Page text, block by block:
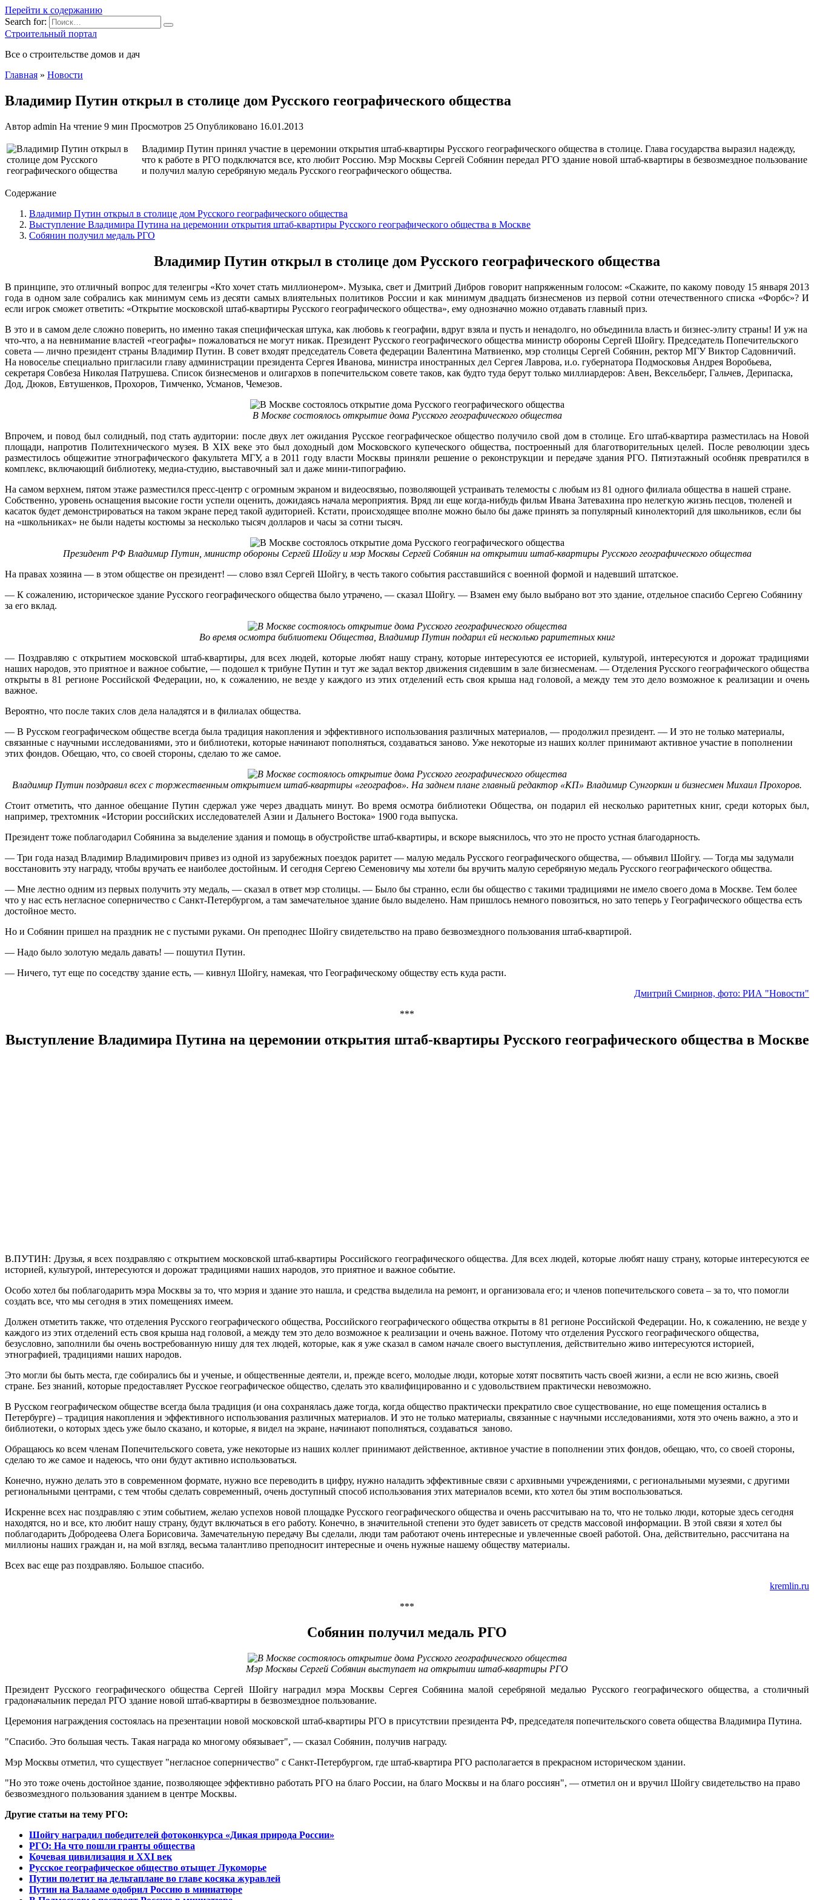
Перейти к содержанию
Search for:
Строительный портал
Все о строительстве домов и дач
Главная » Новости
Владимир Путин открыл в столице дом Русского географического общества
Автор admin На чтение 9 мин Просмотров 25 Опубликовано 16.01.2013
Владимир Путин принял участие в церемонии открытия штаб-квартиры Русского географического общества в столице. Глава государства выразил надежду,
что к работе в РГО подключатся все, кто любит Россию. Мэр Москвы Сергей Собянин передал РГО здание новой штаб-квартиры в безвозмездное пользование
и получил малую серебряную медаль Русского географического общества.
Содержание
Владимир Путин открыл в столице дом Русского географического общества
Выступление Владимира Путина на церемонии открытия штаб-квартиры Русского географического общества в Москве
Собянин получил медаль РГО
Владимир Путин открыл в столице дом Русского географического общества
В принципе, это отличный вопрос для телеигры «Кто хочет стать миллионером». Музыка, свет и Дмитрий Дибров говорит напряженным голосом: «Скажите, по какому поводу 15 января 2013
года в одном зале собрались как минимум семь из десяти самых влиятельных политиков России и как минимум двадцать бизнесменов из первой сотни отечественного списка «Форбс»? И
если игрок сможет ответить: «Открытие московской штаб-квартиры Русского географического общества», ему однозначно можно отдавать главный приз.
В это и в самом деле сложно поверить, но именно такая специфическая штука, как любовь к географии, вдруг взяла и пусть и ненадолго, но объединила власть и бизнес-элиту страны! И уж на
что-что, а на невнимание властей «географы» пожаловаться не могут никак. Президент Русского географического общества министр обороны Сергей Шойгу. Председатель Попечительского
совета — лично президент страны Владимир Путин. В совет входят председатель Совета федерации Валентина Матвиенко, мэр столицы Сергей Собянин, ректор МГУ Виктор Садовничий.
На новоселье специально пригласили главу администрации президента Сергея Иванова, министра иностранных дел Сергея Лаврова, и.о. губернатора Подмосковья Андрея Воробьева,
секретаря Совбеза Николая Патрушева. Список бизнесменов и олигархов в попечительском совете таков, как будто туда берут только миллиардеров: Авен, Вексельберг, Гальчев, Дерипаска,
Дод, Дюков, Евтушенков, Прохоров, Тимченко, Усманов, Чемезов.
В Москве состоялось открытие дома Русского географического общества
Впрочем, и повод был солидный, под стать аудитории: после двух лет ожидания Русское географическое общество получило свой дом в столице. Его штаб-квартира разместилась на Новой
площади, напротив Политехнического музея. В XIX веке это был доходный дом Московского купеческого общества, построенный для благотворительных целей. После революции здесь
разместилось общежитие этнографического факультета МГУ, а в 2011 году власти Москвы приняли решение о реконструкции и передаче здания РГО. Пятиэтажный особняк превратился в
комплекс, включающий библиотеку, медиа-студию, выставочный зал и даже мини-типографию.
На самом верхнем, пятом этаже разместился пресс-центр с огромным экраном и видеосвязью, позволяющей устраивать телемосты с любым из 81 одного филиала общества в нашей стране.
Собственно, уровень оснащения высокие гости успели оценить, дожидаясь начала мероприятия. Вряд ли еще когда-нибудь фильм Ивана Затевахина про нелегкую жизнь песцов, тюленей и
касаток будет демонстрироваться на таком экране перед такой аудиторией. Кстати, происходящее вполне можно было бы даже принять за популярный кинолекторий для школьников, если бы
на «школьниках» не были надеты костюмы за несколько тысяч долларов и часы за сотни тысяч.
Президент РФ Владимир Путин, министр обороны Сергей Шойгу и мэр Москвы Сергей Собянин на открытии штаб-квартиры Русского географического общества
На правах хозяина — в этом обществе он президент! — слово взял Сергей Шойгу, в честь такого события расставшийся с военной формой и надевший штатское.
— К сожалению, историческое здание Русского географического общества было утрачено, — сказал Шойгу. — Взамен ему было выбрано вот это здание, отдельное спасибо Сергею Собянину
за его вклад.
Во время осмотра библиотеки Общества, Владимир Путин подарил ей несколько раритетных книг
— Поздравляю с открытием московской штаб-квартиры, для всех людей, которые любят нашу страну, которые интересуются ее историей, культурой, интересуются и дорожат традициями
наших народов, это приятное и важное событие, — подошел к трибуне Путин и тут же задал вектор движения сидевшим в зале бизнесменам. — Отделения Русского географического общества
открыты в 81 регионе Российской Федерации, но, к сожалению, не везде у каждого из этих отделений есть своя крыша над головой, а между тем это дело возможное к реализации и очень
важное.
Вероятно, что после таких слов дела наладятся и в филиалах общества.
— В Русском географическом обществе всегда была традиция накопления и эффективного использования различных материалов, — продолжил президент. — И это не только материалы,
связанные с научными исследованиями, это и библиотеки, которые начинают пополняться, создаваться заново. Уже некоторые из наших коллег принимают активное участие в пополнении
этих фондов. Обещаю, что, со своей стороны, сделаю то же самое.
Владимир Путин поздравил всех с торжественным открытием штаб-квартиры «географов». На заднем плане главный редактор «КП» Владимир Сунгоркин и бизнесмен Михаил Прохоров.
Стоит отметить, что данное обещание Путин сдержал уже через двадцать минут. Во время осмотра библиотеки Общества, он подарил ей несколько раритетных книг, среди которых был,
например, трехтомник «Истории российских исследователей Азии и Дальнего Востока» 1900 года выпуска.
Президент тоже поблагодарил Собянина за выделение здания и помощь в обустройстве штаб-квартиры, и вскоре выяснилось, что это не просто устная благодарность.
— Три года назад Владимир Владимирович привез из одной из зарубежных поездок раритет — малую медаль Русского географического общества, — объявил Шойгу. — Тогда мы задумали
восстановить эту награду, чтобы вручать ее наиболее достойным. И сегодня Сергею Семеновичу мы хотели бы вручить малую серебряную медаль Русского географического общества.
— Мне лестно одним из первых получить эту медаль, — сказал в ответ мэр столицы. — Было бы странно, если бы общество с такими традициями не имело своего дома в Москве. Тем более
что у нас есть негласное соперничество с Санкт-Петербургом, а там замечательное здание было выделено. Нам пришлось немного повозиться, но зато теперь у Географического общества есть
достойное место.
Но и Собянин пришел на праздник не с пустыми руками. Он преподнес Шойгу свидетельство на право безвозмездного пользования штаб-квартирой.
— Надо было золотую медаль давать! — пошутил Путин.
— Ничего, тут еще по соседству здание есть, — кивнул Шойгу, намекая, что Географическому обществу есть куда расти.
Дмитрий Смирнов, фото: РИА "Новости"
***
Выступление Владимира Путина на церемонии открытия штаб-квартиры Русского географического общества в Москве
В.ПУТИН: Друзья, я всех поздравляю с открытием московской штаб-квартиры Российского географического общества. Для всех людей, которые любят нашу страну, которые интересуются ее
историей, культурой, интересуются и дорожат традициями наших народов, это приятное и важное событие.
Особо хотел бы поблагодарить мэра Москвы за то, что мэрия и здание это нашла, и средства выделила на ремонт, и организовала его; и членов попечительского совета – за то, что помогли
создать все, что мы сегодня в этих помещениях имеем.
Должен отметить также, что отделения Русского географического общества, Российского географического общества открыты в 81 регионе Российской Федерации. Но, к сожалению, не везде у
каждого из этих отделений есть своя крыша над головой, а между тем это дело возможное к реализации и очень важное. Потому что отделения Русского географического общества,
безусловно, заполнили бы очень востребованную нишу для тех людей, которые, как я уже сказал в самом начале своего выступления, действительно живо интересуются историей,
этнографией, традициями наших народов.
Это могли бы быть места, где собирались бы и ученые, и общественные деятели, и, прежде всего, молодые люди, которые хотят посвятить часть своей жизни, а если не всю жизнь, своей
стране. Без знаний, которые предоставляет Русское географическое общество, сделать это квалифицированно и с удовольствием практически невозможно.
В Русском географическом обществе всегда была традиция (и она сохранялась даже тогда, когда общество практически прекратило свое существование, но еще помещения остались в
Петербурге) – традиция накопления и эффективного использования различных материалов. И это не только материалы, связанные с научными исследованиями, хотя это очень важно, а это и
библиотеки, о которых здесь уже было сказано, и которые, я видел на экране, начинают пополняться, создаваться заново.
Обращаюсь ко всем членам Попечительского совета, уже некоторые из наших коллег принимают действенное, активное участие в пополнении этих фондов, обещаю, что, со своей стороны,
сделаю то же самое и надеюсь, что они будут активно использоваться.
Конечно, нужно делать это в современном формате, нужно все переводить в цифру, нужно наладить эффективные связи с архивными учреждениями, с региональными музеями, с другими
региональными центрами, с тем чтобы сделать современный, очень доступный способ использования этих материалов всеми, кто хотел бы этим воспользоваться.
Искренне всех нас поздравляю с этим событием, желаю успехов новой площадке Русского географического общества и очень рассчитываю на то, что не только люди, которые здесь сегодня
находятся, но и все, кто любит нашу страну, будут включаться в его работу. Конечно, в значительной степени это будет зависеть от средств массовой информации. В этой связи я хотел бы
поблагодарить Добродеева Олега Борисовича. Замечательную передачу Вы сделали, люди там работают очень интересные и увлеченные своей работой. Она, действительно, рассчитана на
миллионы наших граждан и, на мой взгляд, весьма талантливо преподносит интересные и очень нужные нашему обществу материалы.
Всех вас еще раз поздравляю. Большое спасибо.
kremlin.ru
***
Собянин получил медаль РГО
Мэр Москвы Сергей Собянин выступает на открытии штаб-квартиры РГО
Президент Русского географического общества Сергей Шойгу наградил мэра Москвы Сергея Собянина малой серебряной медалью Русского географического общества, а столичный
градоначальник передал РГО здание новой штаб-квартиры в безвозмездное пользование.
Церемония награждения состоялась на презентации новой московской штаб-квартиры РГО в присутствии президента РФ, председателя попечительского совета общества Владимира Путина.
"Спасибо. Это большая честь. Такая награда ко многому обязывает", — сказал Собянин, получив награду.
Мэр Москвы отметил, что существует "негласное соперничество" с Санкт-Петербургом, где штаб-квартира РГО располагается в прекрасном историческом здании.
"Но это тоже очень достойное здание, позволяющее эффективно работать РГО на благо России, на благо Москвы и на благо россиян", — отметил он и вручил Шойгу свидетельство на право
безвозмездного пользования зданием в центре Москвы.
Другие статьи на тему РГО:
Шойгу наградил победителей фотоконкурса «Дикая природа России»
РГО: На что пошли гранты общества
Кочевая цивилизация и XXI век
Русское географическое общество отыщет Лукоморье
Путин полетит на дельтаплане во главе косяка журавлей
Путин на Валааме одобрил Россию в миниатюре